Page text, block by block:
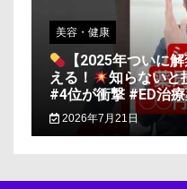
美容・健康
【2025年ついに
える！
知らないと
#4位が衝撃 #ED治
2026年7月21日